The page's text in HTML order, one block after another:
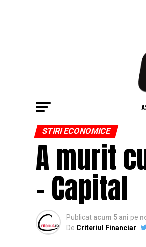
STIRI ECONOMICE
A murit
– Capital
Publicat acum 5 ani pe
De Criteriul Financiar